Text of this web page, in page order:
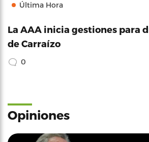
Última Hora
La AAA inicia gestiones para
de Carraízo
0
Opiniones